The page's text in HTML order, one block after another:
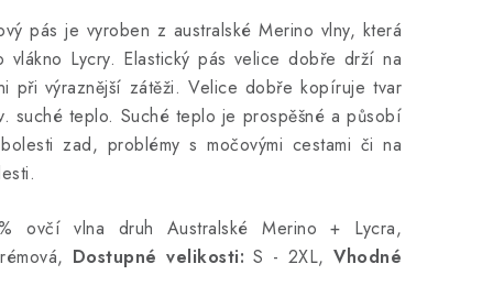
pás je vyroben z australské Merino vlny, která
vlákno Lycry. Elastický pás velice dobře drží na
při výraznější zátěži. Velice dobře kopíruje tvar
suché teplo. Suché teplo je prospěšné a působí
zad, problémy s močovými cestami či na
ovčí vlna druh Australské Merino + Lycra,
Dostupné velikosti: S - 2XL, Vhodné